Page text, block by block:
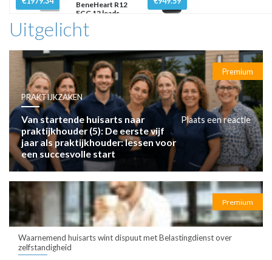
BeneHeart R12
ECG 12 leads
Uitgelicht
Premium
PRAKTIJKZAKEN
Van startende huisarts naar
praktijkhouder (5): De eerste vijf
jaar als praktijkhouder: lessen voor
een succesvolle start
Plaats een reactie
Premium
Waarnemend huisarts wint dispuut met Belastingdienst over
zelfstandigheid